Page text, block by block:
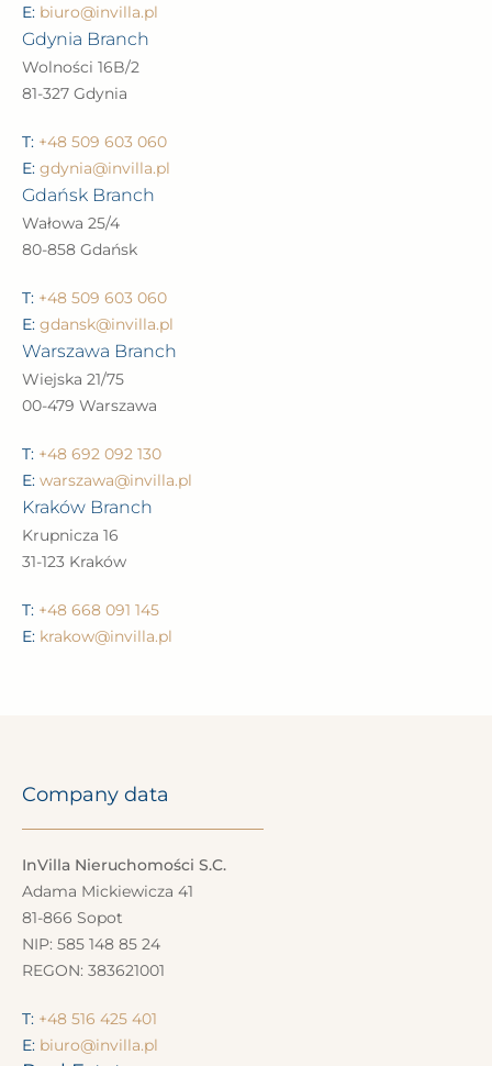
E: biuro@invilla.pl
Gdynia Branch
Wolności 16B/2
81-327 Gdynia
T: +48 509 603 060
E: gdynia@invilla.pl
Gdańsk Branch
Wałowa 25/4
80-858 Gdańsk
T: +48 509 603 060
E: gdansk@invilla.pl
Warszawa Branch
Wiejska 21/75
00-479 Warszawa
T: +48 692 092 130
E: warszawa@invilla.pl
Kraków Branch
Krupnicza 16
31-123 Kraków
T: +48 668 091 145
E: krakow@invilla.pl
Company data
InVilla Nieruchomości S.C.
Adama Mickiewicza 41
81-866 Sopot
NIP: 585 148 85 24
REGON: 383621001
T: +48 516 425 401
E: biuro@invilla.pl